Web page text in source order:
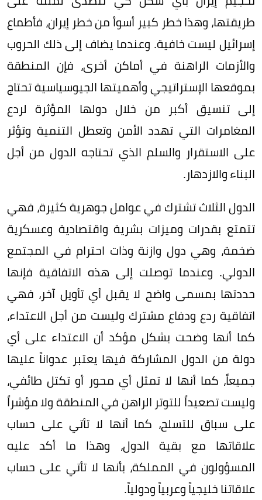
طريقتها، وهذا خطر كبير أسوأ من خطر إيران، فأطماع
إسرائيل ليست خافية. وعندما يضاف إلى ذلك الحروب
والأزمات الراهنة في أماكن أخرى، فإن المنطقة
بموقعها الإستراتيجي وأهميتها الجيوسياسية تحتاج
إلى تنسيق أكبر من خلال دولها المؤثرة لردع
المغامرات التي تهدد الأمن وتعطل التنمية وتؤثر
على الاستقرار والسلم الذي تحتاجه الدول من أجل
البناء والازدهار.
الدول الثلاث تشترك في عوامل جوهرية كثيرة، فهي
تتمتع بقدرات وميزات بشرية واقتصادية وعسكرية
ضخمة، وهي دول وازنة وذات احترام في المجتمع
الدولي. وعندما توصلت إلى هذه الاتفاقية فإنها
حددتها بمسمى واضح لا يقبل أي تأويل آخر، فهي
اتفاقية ردع ودفاع مشترك وليست من أجل الاعتداء،
كما أنها وضحت بشكل مؤكد أن الاعتداء على أي
دولة من الدول المشاركة فيها يعتبر عدواناً عليها
جميعاً، كما أنها لا تمثل أي محور أو تكتل طائفي،
وليست تصعيداً للتوتر الراهن في المنطقة ولا مؤشراً
على سباق للتسلح، كما أنها لا تأتي على حساب
علاقاتها مع بقية الدول، وهذا ما أكد عليه
المسؤولون في المملكة، بأنها لا تأتي على حساب
علاقاتنا خليجياً وعربياً ودولياً.